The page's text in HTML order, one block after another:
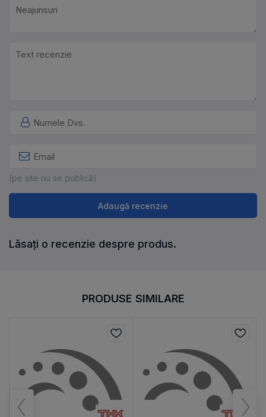
(pe site nu se publică)
Adaugă recenzie
Lăsați o recenzie despre produs.
PRODUSE SIMILARE